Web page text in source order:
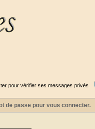
pour vérifier ses messages privés
de passe pour vous connecter.